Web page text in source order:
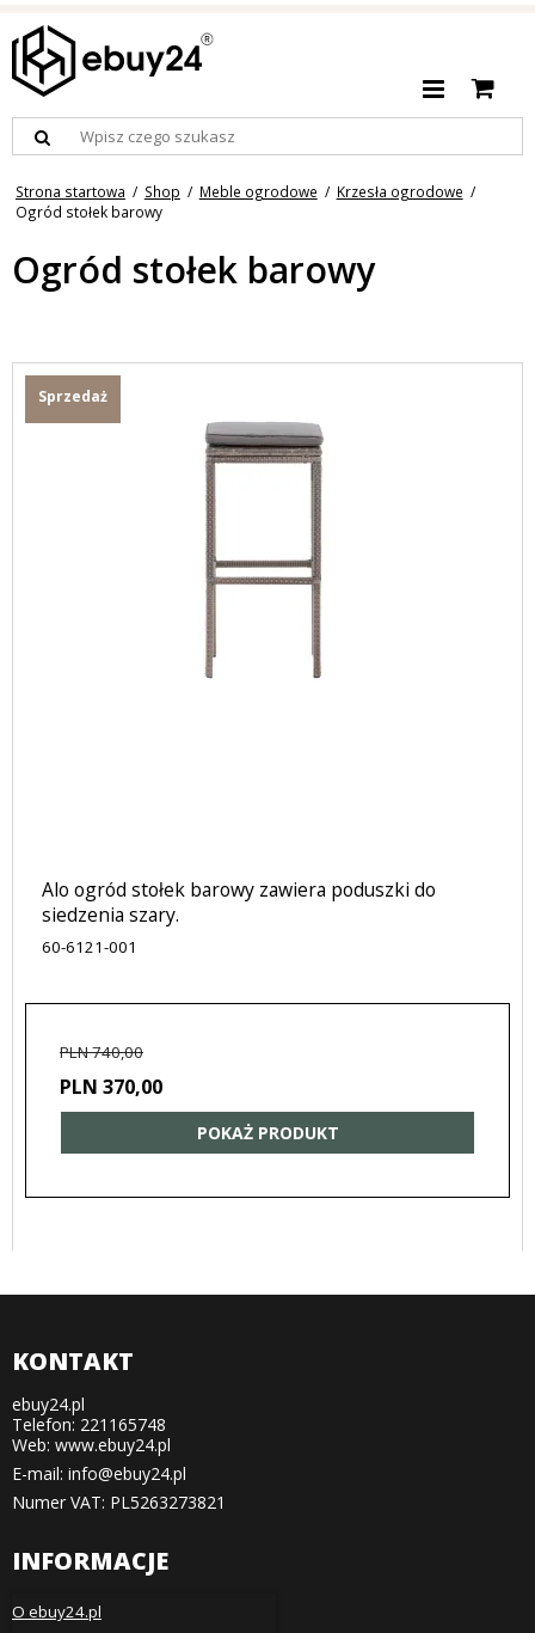
Strona startowa / Shop / Meble ogrodowe / Krzesła ogrodowe /
Ogród stołek barowy
Ogród stołek barowy
Sprzedaż
Alo ogród stołek barowy zawiera poduszki do
siedzenia szary.
60-6121-001
PLN 740,00
PLN 370,00
POKAŻ PRODUKT
KONTAKT
ebuy24.pl
Telefon: 221165748
Web: www.ebuy24.pl
E-mail: info@ebuy24.pl
Numer VAT: PL5263273821
INFORMACJE
O ebuy24.pl